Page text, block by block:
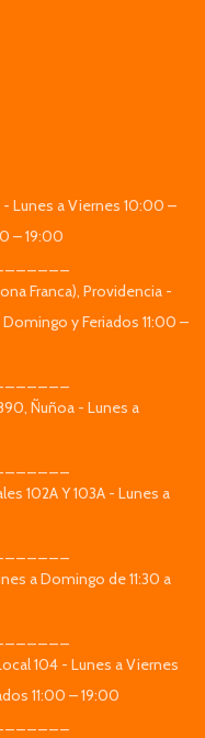
Lunes a Viernes 10:00 –
– 19:00
Franca), Providencia -
y Feriados 11:00 –
Ñuñoa - Lunes a
102A Y 103A - Lunes a
a Domingo de 11:30 a
104 - Lunes a Viernes
11:00 – 19:00